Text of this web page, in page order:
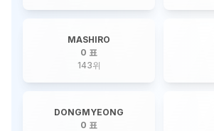
MASHIRO
0 표
143위
DONGMYEONG
0 표